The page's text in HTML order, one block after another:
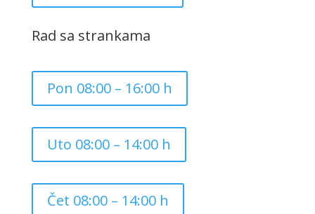
Rad sa strankama
Pon 08:00 – 16:00 h
Uto 08:00 – 14:00 h
Čet 08:00 – 14:00 h